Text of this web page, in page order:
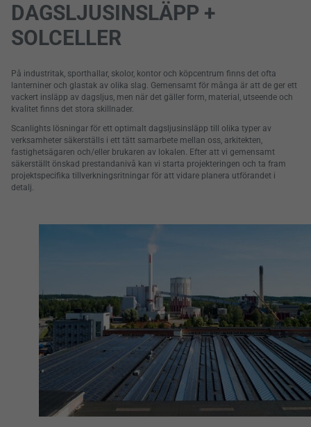
DAGSLJUSINSLÄPP +
SOLCELLER
På industritak, sporthallar, skolor, kontor och köpcentrum finns det ofta
lanterniner och glastak av olika slag. Gemensamt för många är att de ger ett
vackert insläpp av dagsljus, men när det gäller form, material, utseende och
kvalitet finns det stora skillnader.
Scanlights lösningar för ett optimalt dagsljusinsläpp till olika typer av
verksamheter säkerställs i ett tätt samarbete mellan oss, arkitekten,
fastighetsägaren och/eller brukaren av lokalen. Efter att vi gemensamt
säkerställt önskad prestandanivå kan vi starta projekteringen och ta fram
projektspecifika tillverkningsritningar för att vidare planera utförandet i
detalj.